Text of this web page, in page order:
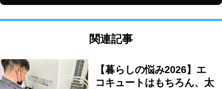
関連記事
【暮らしの悩み2026】エ
コキュートはもちろん、太